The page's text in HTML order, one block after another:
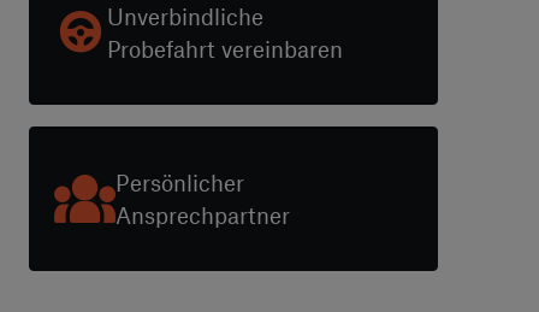
Unverbindliche
Probefahrt vereinbaren
Persönlicher
Ansprechpartner